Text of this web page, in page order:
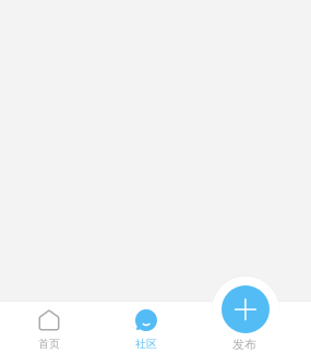

首页

社区

发布